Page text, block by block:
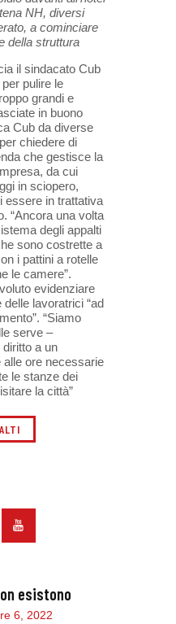
NH, diversi
a cominciare
della struttura
il sindacato Cub
pulire le
grandi e
in buono
Cub da diverse
chiedere di
che gestisce la
da cui
in sciopero,
essere in trattativa
“Ancora una volta
degli appalti
sono costrette a
i pattini a rotelle
le camere”.
evidenziare
delle lavoratrici “ad
“Siamo
serve –
a un
alle ore necessarie
le stanze dei
la città”
esistono
6, 2022